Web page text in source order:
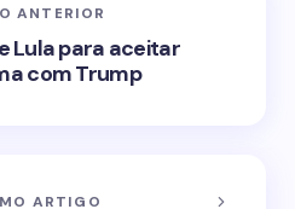
ANTERIOR
Lula para aceitar
com Trump
ARTIGO